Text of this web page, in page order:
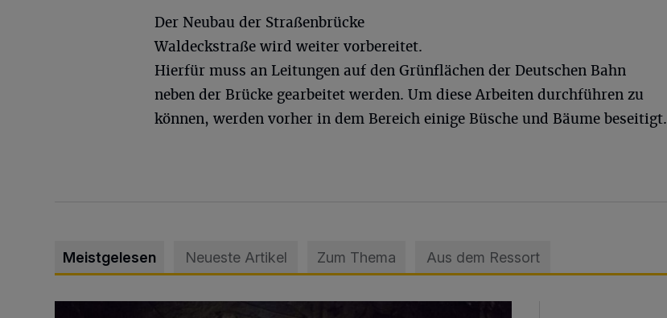
Der Neubau der Straßenbrücke
Waldeckstraße wird weiter vorbereitet.
Hierfür muss an Leitungen auf den Grünflächen der Deutschen Bahn
neben der Brücke gearbeitet werden. Um diese Arbeiten durchführen zu
können, werden vorher in dem Bereich einige Büsche und Bäume beseitigt.
Meistgelesen Neueste Artikel Zum Thema Aus dem Ressort